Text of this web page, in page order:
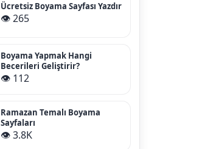
Ücretsiz Boyama Sayfası Yazdır
👁️ 265
Boyama Yapmak Hangi
Becerileri Geliştirir?
👁️ 112
Ramazan Temalı Boyama
Sayfaları
👁️ 3.8K